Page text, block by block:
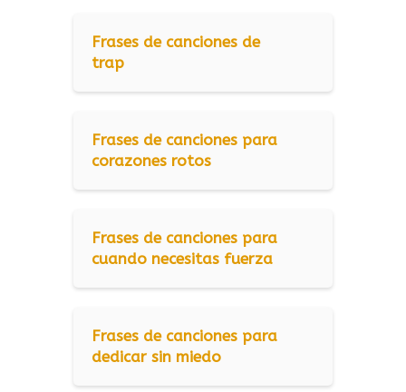
Frases de canciones de
trap
Frases de canciones para
corazones rotos
Frases de canciones para
cuando necesitas fuerza
Frases de canciones para
dedicar sin miedo